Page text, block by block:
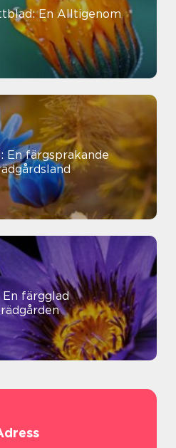
En Alltigenom
En färgsprakande
färgglad